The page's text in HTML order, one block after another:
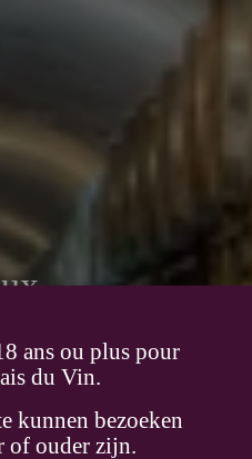
ans ou plus pour
du Vin.
kunnen bezoeken
of ouder zijn.